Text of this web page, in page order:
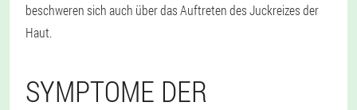
beschweren sich auch über das Auftreten des Juckreizes der
Haut.
SYMPTOME DER